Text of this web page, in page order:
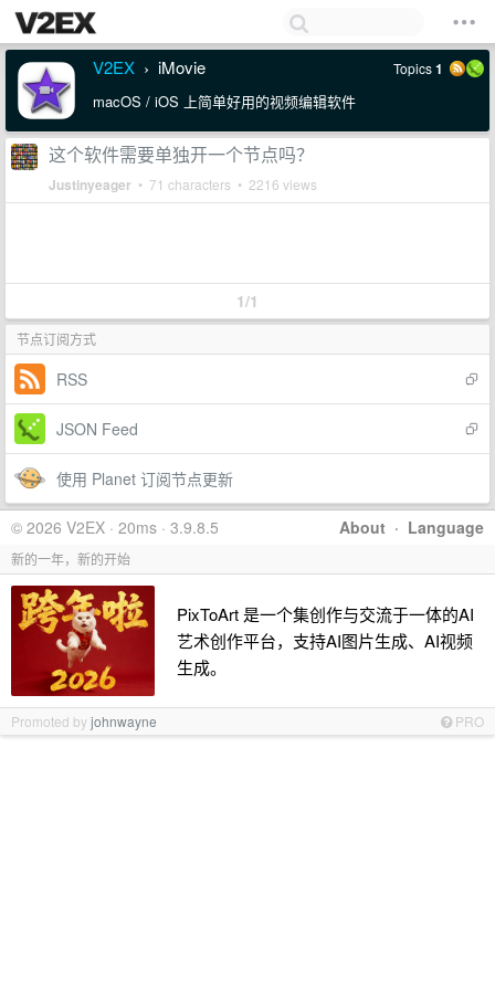
V2EX › iMovie Topics1
macOS / iOS 上简单好用的视频编辑软件
这个软件需要单独开一个节点吗？
Justinyeager • 71 characters • 2216 views
1/1
节点订阅方式
RSS
JSON Feed
使用 Planet 订阅节点更新
About · Language
© 2026 V2EX · 20ms · 3.9.8.5
新的一年，新的开始
PixToArt 是一个集创作与交流于一体的AI
艺术创作平台，支持AI图片生成、AI视频
生成。
Promoted byjohnwayne PRO